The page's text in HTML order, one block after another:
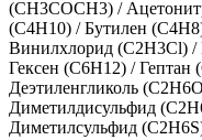
(CH3COCH3) /
(C4H10) /Бутилен
Винилхлорид (C2H3Cl) /
Гексен (C6H12) /Гептан
Деэтиленгликоль
Диметилдисульфид
Диметилсульфид